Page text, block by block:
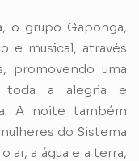
o grupo Gaponga,
e musical, através
promovendo uma
toda a alegria e
A noite também
do Sistema
ar, a água e a terra,